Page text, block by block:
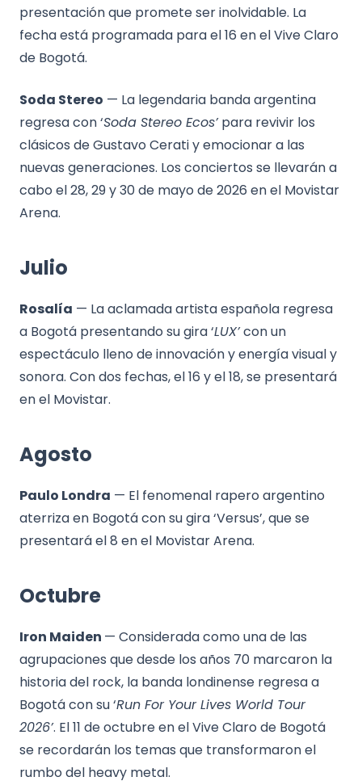
presentación que promete ser inolvidable. La
fecha está programada para el 16 en el Vive Claro
de Bogotá.
Soda Stereo — La legendaria banda argentina
regresa con ‘Soda Stereo Ecos’para revivir los
clásicos de Gustavo Cerati y emocionar a las
nuevas generaciones. Los conciertos se llevarán a
cabo el 28, 29 y 30 de mayo de 2026 en el Movistar
Arena.
Julio
Rosalía — La aclamada artista española regresa
a Bogotá presentando su gira ‘LUX’con un
espectáculo lleno de innovación y energía visual y
sonora. Con dos fechas, el 16 y el 18, se presentará
en el Movistar.
Agosto
Paulo Londra — El fenomenal rapero argentino
aterriza en Bogotá con su gira ‘Versus’, que se
presentará el 8 en el Movistar Arena.
Octubre
Iron Maiden — Considerada como una de las
agrupaciones que desde los años 70 marcaron la
historia del rock, la banda londinense regresa a
Bogotá con su ‘Run For Your Lives World Tour
2026’. El 11 de octubre en el Vive Claro de Bogotá
se recordarán los temas que transformaron el
rumbo del heavy metal.